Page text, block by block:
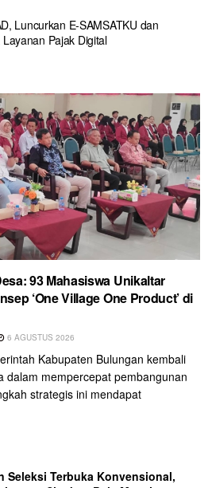
Luncurkan E-SAMSATKU dan
Pajak Digital
93 Mahasiswa Unikaltar
‘One Village One Product’ di
6 AGUSTUS 2026
Kabupaten Bulungan kembali
dalam mempercepat pembangunan
strategis ini mendapat
Seleksi Terbuka Konvensional,